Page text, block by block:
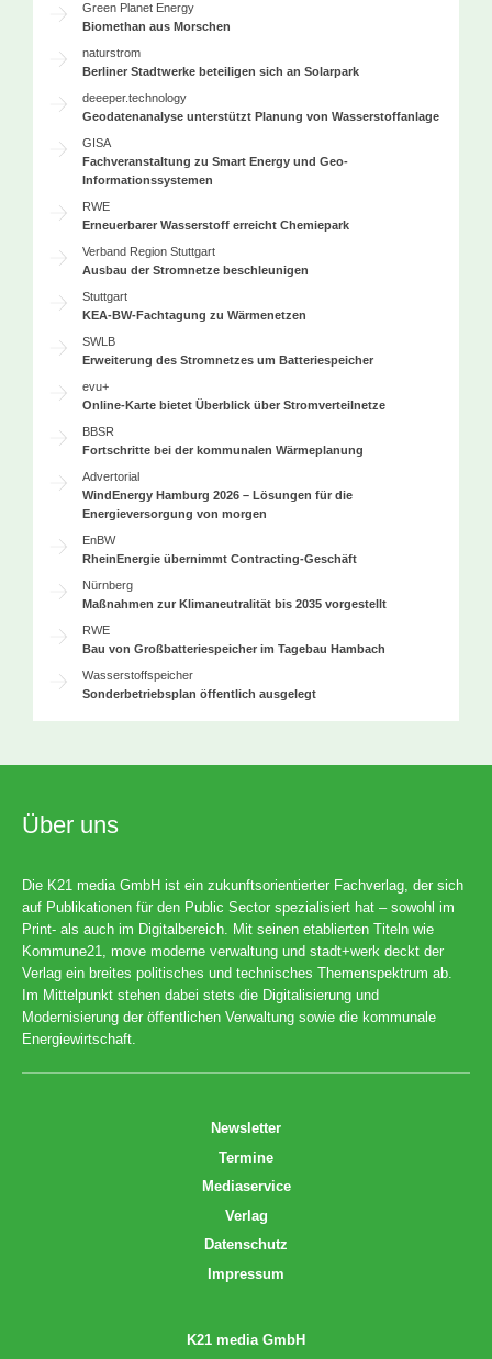
Green Planet Energy
Biomethan aus Morschen
naturstrom
Berliner Stadtwerke beteiligen sich an Solarpark
deeeper.technology
Geodatenanalyse unterstützt Planung von Wasserstoffanlage
GISA
Fachveranstaltung zu Smart Energy und Geo-
Informationssystemen
RWE
Erneuerbarer Wasserstoff erreicht Chemiepark
Verband Region Stuttgart
Ausbau der Stromnetze beschleunigen
Stuttgart
KEA-BW-Fachtagung zu Wärmenetzen
SWLB
Erweiterung des Stromnetzes um Batteriespeicher
evu+
Online-Karte bietet Überblick über Stromverteilnetze
BBSR
Fortschritte bei der kommunalen Wärmeplanung
Advertorial
WindEnergy Hamburg 2026 – Lösungen für die
Energieversorgung von morgen
EnBW
RheinEnergie übernimmt Contracting-Geschäft
Nürnberg
Maßnahmen zur Klimaneutralität bis 2035 vorgestellt
RWE
Bau von Großbatteriespeicher im Tagebau Hambach
Wasserstoffspeicher
Sonderbetriebsplan öffentlich ausgelegt
Über uns
Die K21 media GmbH ist ein zukunftsorientierter Fachverlag, der sich
auf Publikationen für den Public Sector spezialisiert hat – sowohl im
Print- als auch im Digitalbereich. Mit seinen etablierten Titeln wie
Kommune21, move moderne verwaltung und stadt+werk deckt der
Verlag ein breites politisches und technisches Themenspektrum ab.
Im Mittelpunkt stehen dabei stets die Digitalisierung und
Modernisierung der öffentlichen Verwaltung sowie die kommunale
Energiewirtschaft.
Newsletter
Termine
Mediaservice
Verlag
Datenschutz
Impressum
K21 media GmbH